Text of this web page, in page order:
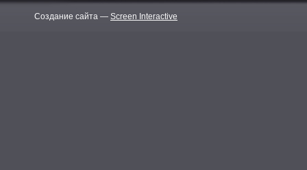
Создание сайта — Screen Interactive